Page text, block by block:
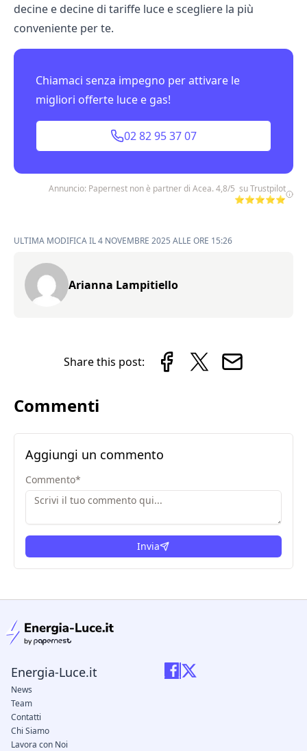
decine e decine di tariffe luce e scegliere la più
conveniente per te.
Chiamaci senza impegno per attivare le
migliori offerte luce e gas!
02 82 95 37 07
Annuncio: Papernest non è partner di Acea. 4,8/5 su Trustpilot
⭐⭐⭐⭐⭐
ULTIMA MODIFICA IL 4 NOVEMBRE 2025 ALLE ORE 15:26
Arianna Lampitiello
Share this post:
Commenti
Aggiungi un commento
Commento*
Invia
Energia-Luce.it
News
Team
Contatti
Chi Siamo
Lavora con Noi